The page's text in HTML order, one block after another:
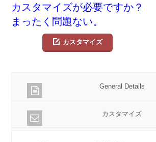
カスタマイズが必要ですか？
まったく問題ない。
カスタマイズ
General Details
カスタマイズ